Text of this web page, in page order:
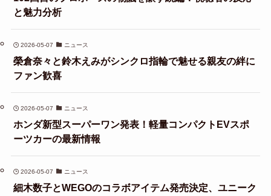
と魅力分析
2026-05-07 ニュース
榮倉奈々と鈴木えみがシンクロ指輪で魅せる親友の絆に
ファン歓喜
2026-05-07 ニュース
ホンダ新型スーパーワン発表！軽量コンパクトEVスポ
ーツカーの最新情報
2026-05-07 ニュース
細木数子とWEGOのコラボアイテム発売決定、ユニーク